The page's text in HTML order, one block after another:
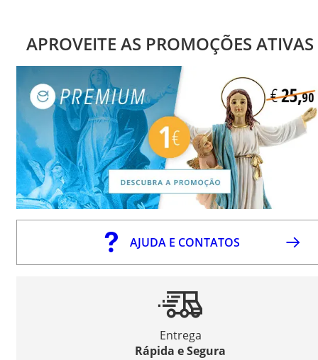
APROVEITE AS PROMOÇÕES ATIVAS
AJUDA E CONTATOS
Entrega
Rápida e Segura